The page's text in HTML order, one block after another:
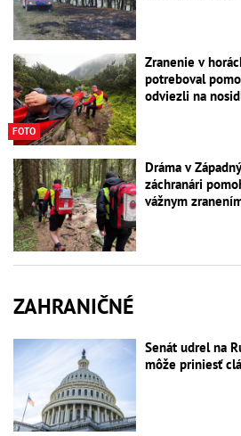
FOTO
Zranenie v
potreboval
odviezli na
Dráma v
záchranári
vážnym
ZAHRANIČNÉ
Senát udrel na
môže priniesť